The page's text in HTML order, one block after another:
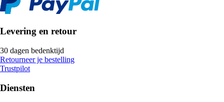
Levering en retour
30 dagen bedenktijd
Retourneer je bestelling
Trustpilot
Diensten